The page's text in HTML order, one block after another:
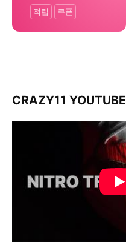
적립 쿠폰
CRAZY11 YOUTUBE